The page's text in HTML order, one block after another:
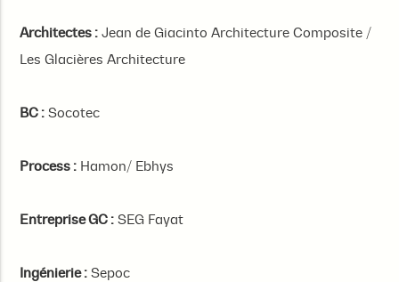
Architectes : Jean de Giacinto Architecture Composite /
Les Glacières Architecture
BC : Socotec
Process : Hamon/ Ebhys
Entreprise GC : SEG Fayat
Ingénierie : Sepoc